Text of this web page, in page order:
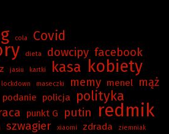
cola Covid
dieta dowcipy facebook
jasiu kartki kasa kobiety
lockdown maseczki memy menel mąż
podanie policja polityka
punkt G putin redmik
szwagier xiaomi zdrada
ziemniak